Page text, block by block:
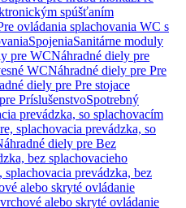
spúšťaním
ovládania splachovania WC s
SpojeniaSanitárne moduly
pre WCNáhradné diely pre
WCNáhradné diely pre Pre
diely pre Pre stojace
PríslušenstvoSpotrebný
prevádzka, so splachovacím
splachovacia prevádzka, so
diely pre Bez
bez splachovacieho
prevádzka, bez
alebo skryté ovládanie
alebo skryté ovládanie